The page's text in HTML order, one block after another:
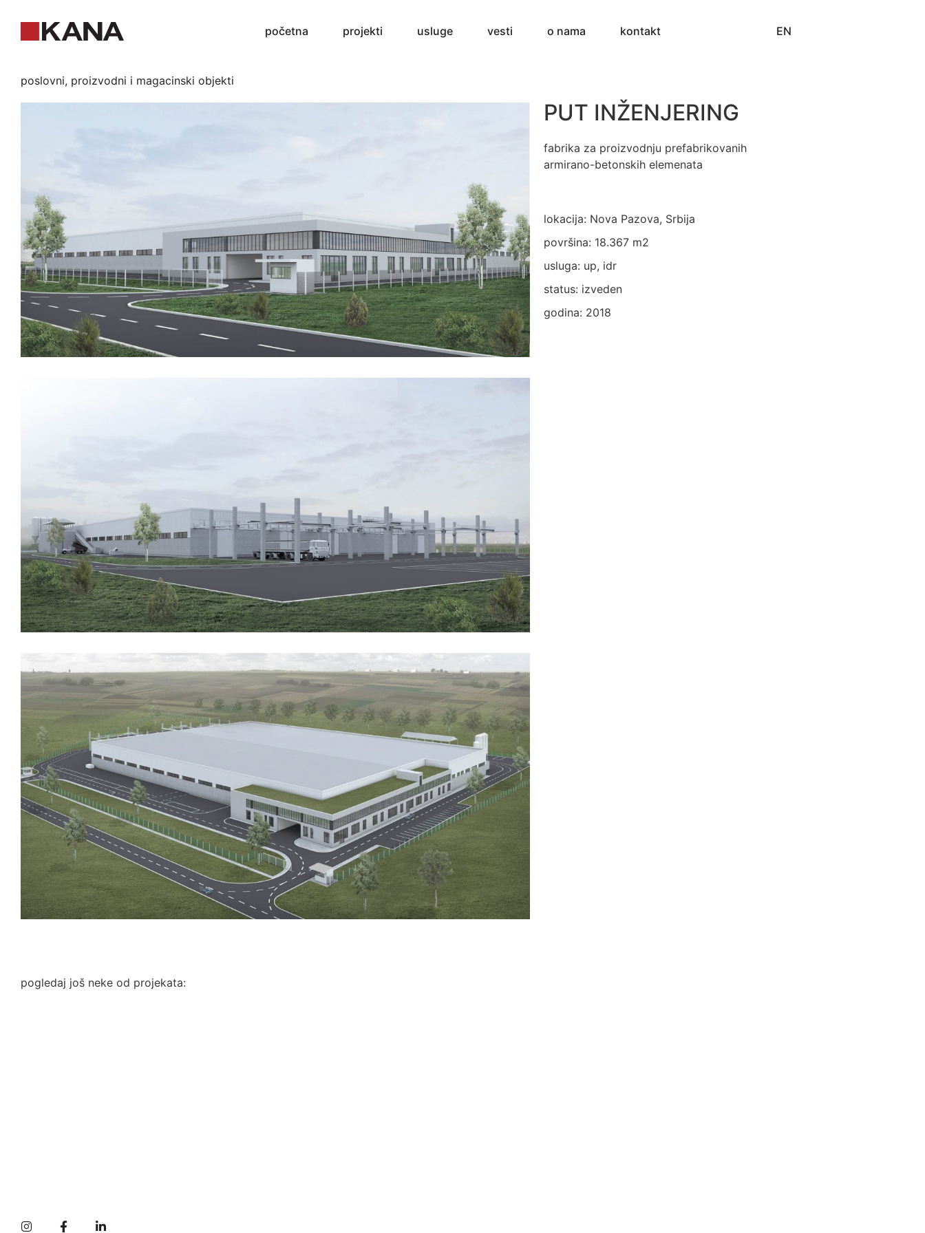
početna projekti usluge vesti o nama kontakt EN
poslovni, proizvodni i magacinski objekti
PUT INŽENJERING
fabrika za proizvodnju prefabrikovanih
armirano-betonskih elemenata
lokacija: Nova Pazova, Srbija
površina: 18.367 m2
usluga: up, idr
status: izveden
godina: 2018
pogledaj još neke od projekata: